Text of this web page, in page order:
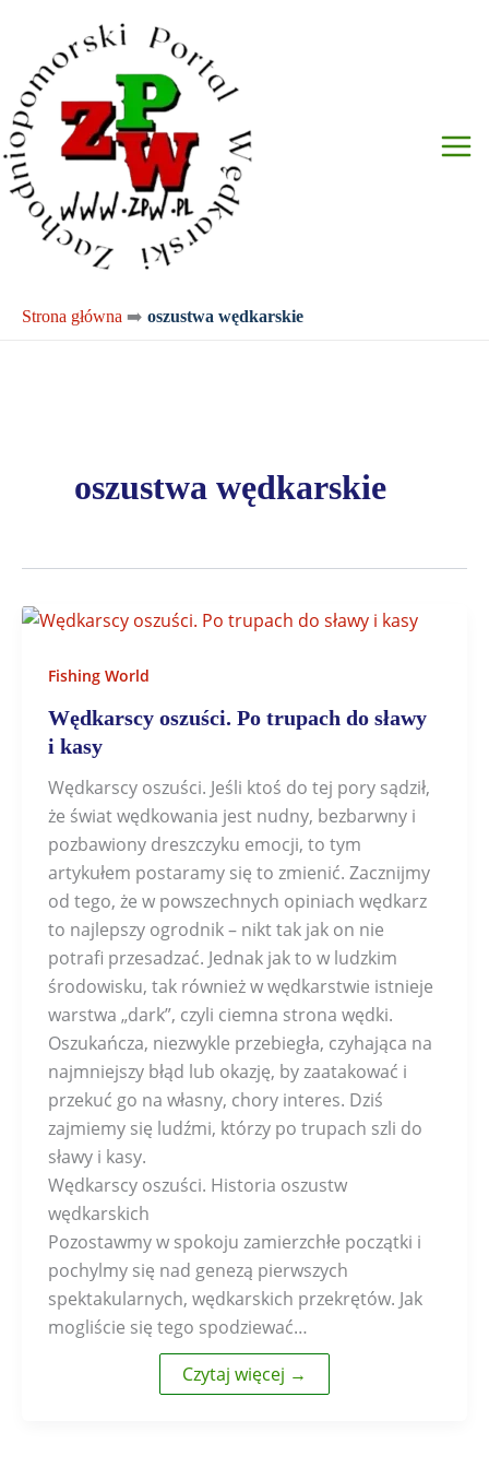
treści
Strona główna ➡️ oszustwa wędkarskie
oszustwa wędkarskie
Fishing World
Wędkarscy oszuści. Po trupach do sławy
i kasy
Wędkarscy oszuści. Jeśli ktoś do tej pory sądził,
że świat wędkowania jest nudny, bezbarwny i
pozbawiony dreszczyku emocji, to tym
artykułem postaramy się to zmienić. Zacznijmy
od tego, że w powszechnych opiniach wędkarz
to najlepszy ogrodnik – nikt tak jak on nie
potrafi przesadzać. Jednak jak to w ludzkim
środowisku, tak również w wędkarstwie istnieje
warstwa „dark”, czyli ciemna strona wędki.
Oszukańcza, niezwykle przebiegła, czyhająca na
najmniejszy błąd lub okazję, by zaatakować i
przekuć go na własny, chory interes. Dziś
zajmiemy się ludźmi, którzy po trupach szli do
sławy i kasy.
Wędkarscy oszuści. Historia oszustw
wędkarskich
Pozostawmy w spokoju zamierzchłe początki i
pochylmy się nad genezą pierwszych
spektakularnych, wędkarskich przekrętów. Jak
mogliście się tego spodziewać…
Czytaj więcej →